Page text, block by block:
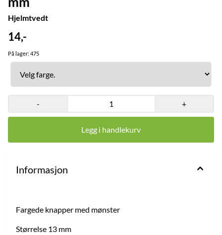
Hjelmtvedt
14,-
På lager: 475
- +
Legg i handlekurv
Informasjon
Fargede knapper med mønster
Størrelse 13 mm